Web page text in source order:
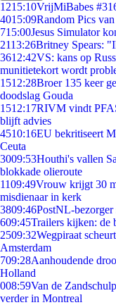
1215:10VrijMiBabes
4015:09Random Pics
715:00Jesus Simulator
2113:26Britney Spears:
3612:42VS: kans op
munitietekort wordt
1512:28Broer 135 keer
doodslag Gouda
1512:17RIVM vindt
blijft advies
4510:16EU bekritiseert
Ceuta
3009:53Houthi's vallen
blokkade olieroute
1109:49Vrouw krijgt 30
misdienaar in kerk
3809:46PostNL-bezorger
609:45Trailers kijken: de
2509:32Wegpiraat
Amsterdam
709:28Aanhoudende
Holland
008:59Van de
verder in Montreal